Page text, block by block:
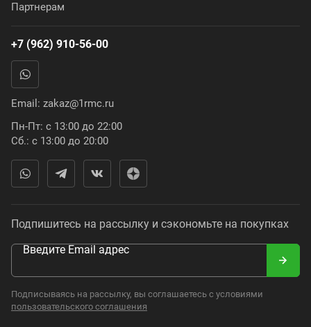
Партнерам
+7 (962) 910-56-00
Email: zakaz@1rmc.ru
Пн-Пт: с 13:00 до 22:00
Сб.: с 13:00 до 20:00
Подпишитесь на рассылку и сэкономьте на покупках
Введите Email адрес
Подписываясь на рассылку, вы соглашаетесь с условиями
пользовательского соглашения